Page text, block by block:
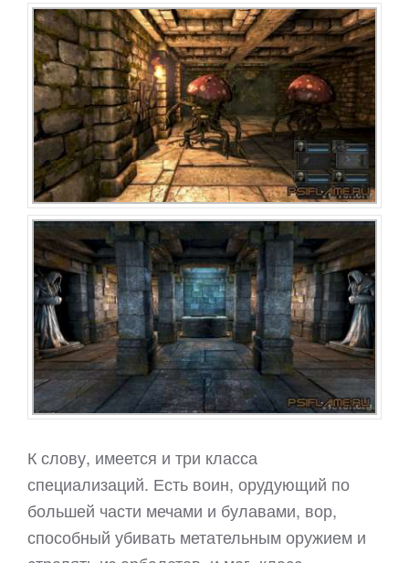
К слову, имеется и три класса
специализаций. Есть воин, орудующий по
большей части мечами и булавами, вор,
способный убивать метательным оружием и